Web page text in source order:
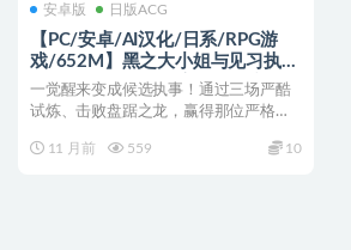
安卓版 日版ACG
【PC/安卓/AI汉化/日系/RPG游
戏/652M】黑之大小姐与见习执事
Ver1.0AI汉化+PC+安卓+日系RPG
游戏+652M
一觉醒来变成候选执事！通过三场严酷
试炼、击败盘踞之龙，赢得那位严格
11 月前
559 10